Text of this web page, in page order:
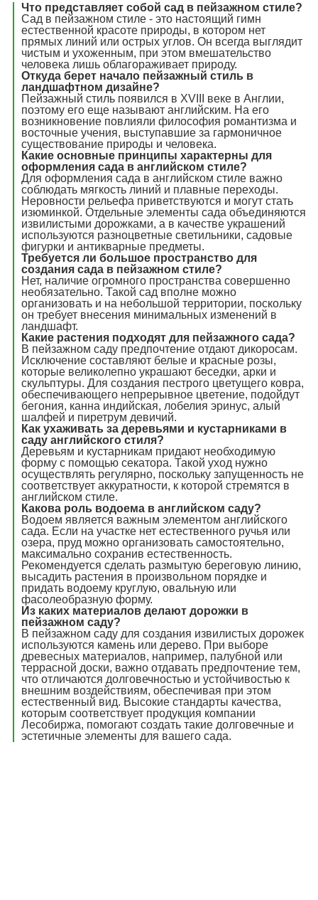
Что представляет собой сад в пейзажном стиле?
Сад в пейзажном стиле - это настоящий гимн
естественной красоте природы, в котором нет
прямых линий или острых углов. Он всегда выглядит
чистым и ухоженным, при этом вмешательство
человека лишь облагораживает природу.
Откуда берет начало пейзажный стиль в
ландшафтном дизайне?
Пейзажный стиль появился в XVIII веке в Англии,
поэтому его еще называют английским. На его
возникновение повлияли философия романтизма и
восточные учения, выступавшие за гармоничное
существование природы и человека.
Какие основные принципы характерны для
оформления сада в английском стиле?
Для оформления сада в английском стиле важно
соблюдать мягкость линий и плавные переходы.
Неровности рельефа приветствуются и могут стать
изюминкой. Отдельные элементы сада объединяются
извилистыми дорожками, а в качестве украшений
используются разноцветные светильники, садовые
фигурки и антикварные предметы.
Требуется ли большое пространство для
создания сада в пейзажном стиле?
Нет, наличие огромного пространства совершенно
необязательно. Такой сад вполне можно
организовать и на небольшой территории, поскольку
он требует внесения минимальных изменений в
ландшафт.
Какие растения подходят для пейзажного сада?
В пейзажном саду предпочтение отдают дикоросам.
Исключение составляют белые и красные розы,
которые великолепно украшают беседки, арки и
скульптуры. Для создания пестрого цветущего ковра,
обеспечивающего непрерывное цветение, подойдут
бегония, канна индийская, лобелия эринус, алый
шалфей и пиретрум девичий.
Как ухаживать за деревьями и кустарниками в
саду английского стиля?
Деревьям и кустарникам придают необходимую
форму с помощью секатора. Такой уход нужно
осуществлять регулярно, поскольку запущенность не
соответствует аккуратности, к которой стремятся в
английском стиле.
Какова роль водоема в английском саду?
Водоем является важным элементом английского
сада. Если на участке нет естественного ручья или
озера, пруд можно организовать самостоятельно,
максимально сохранив естественность.
Рекомендуется сделать размытую береговую линию,
высадить растения в произвольном порядке и
придать водоему круглую, овальную или
фасолеобразную форму.
Из каких материалов делают дорожки в
пейзажном саду?
В пейзажном саду для создания извилистых дорожек
используются камень или дерево. При выборе
древесных материалов, например, палубной или
террасной доски, важно отдавать предпочтение тем,
что отличаются долговечностью и устойчивостью к
внешним воздействиям, обеспечивая при этом
естественный вид. Высокие стандарты качества,
которым соответствует продукция компании
Лесобиржа, помогают создать такие долговечные и
эстетичные элементы для вашего сада.